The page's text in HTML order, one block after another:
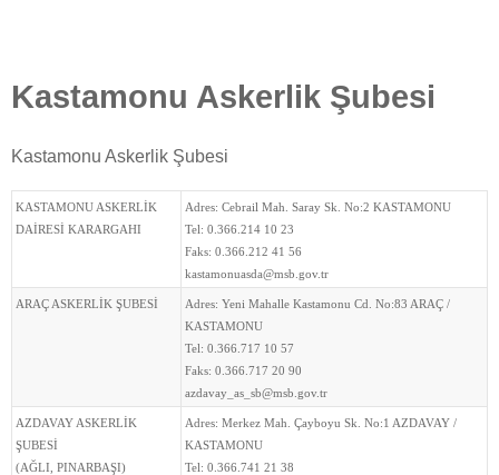
Kastamonu Askerlik Şubesi
Kastamonu Askerlik Şubesi
KASTAMONU ASKERLİK
DAİRESİ KARARGAHI
Adres: Cebrail Mah. Saray Sk. No:2 KASTAMONU
Tel: 0.366.214 10 23
Faks: 0.366.212 41 56
kastamonuasda@msb.gov.tr
ARAÇ ASKERLİK ŞUBESİ Adres: Yeni Mahalle Kastamonu Cd. No:83 ARAÇ /
KASTAMONU
Tel: 0.366.717 10 57
Faks: 0.366.717 20 90
azdavay_as_sb@msb.gov.tr
AZDAVAY ASKERLİK
ŞUBESİ
(AĞLI, PINARBAŞI)
Adres: Merkez Mah. Çayboyu Sk. No:1 AZDAVAY /
KASTAMONU
Tel: 0.366.741 21 38